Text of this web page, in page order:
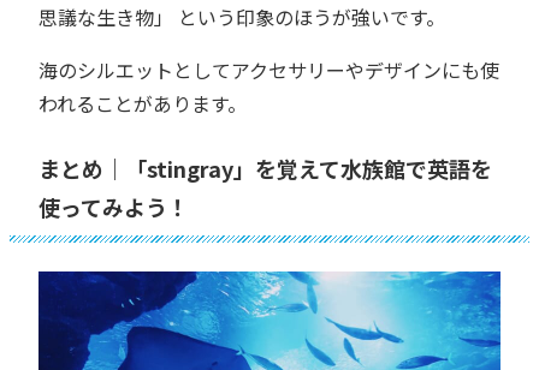
思議な生き物」 という印象のほうが強いです。
海のシルエットとしてアクセサリーやデザインにも使
われることがあります。
まとめ｜「stingray」を覚えて水族館で英語を
使ってみよう！